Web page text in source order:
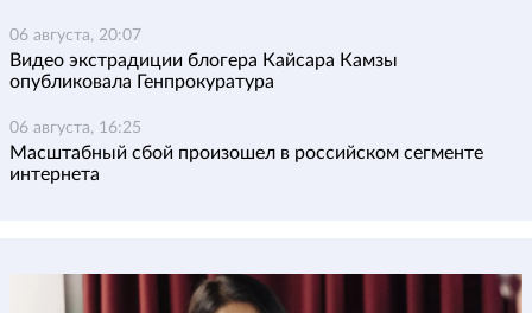
06 августа, 20:07
Видео экстрадиции блогера Кайсара Камзы
опубликовала Генпрокуратура
06 августа, 16:25
Масштабный сбой произошел в российском сегменте
интернета